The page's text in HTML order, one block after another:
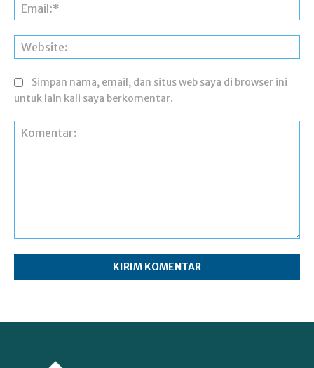
Simpan nama, email, dan situs web saya di browser ini
untuk lain kali saya berkomentar.